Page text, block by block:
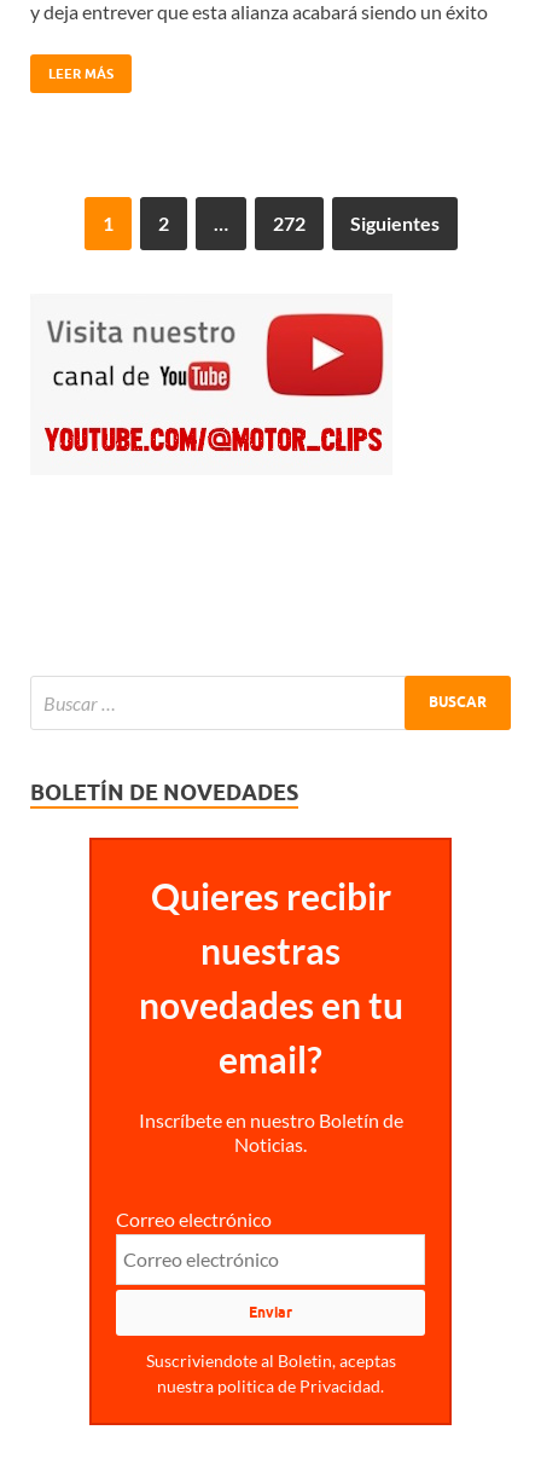
y deja entrever que esta alianza acabará siendo un éxito
LEER MÁS
1 2 272 Siguientes
BOLETÍN DE NOVEDADES
Quieres recibir
nuestras
novedades en tu
email?
Inscríbete en nuestro Boletín de
Noticias.
Correo electrónico
Suscriviendote al Boletin, aceptas
nuestra politica de Privacidad.